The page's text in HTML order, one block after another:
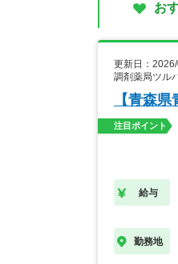
お
更新日：
調剤薬局ツル
【青森
注目ポイント
給与
勤務地